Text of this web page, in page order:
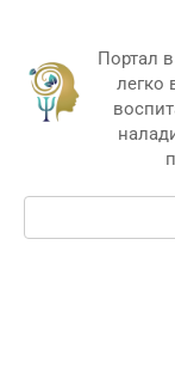
контенту
Портал
легко
Поиск: